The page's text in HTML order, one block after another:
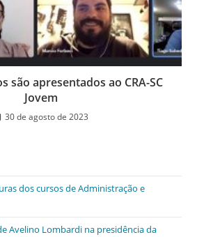
são apresentados ao CRA-SC
Jovem
30 de agosto de 2023
dos cursos de Administração e
Avelino Lombardi na presidência da